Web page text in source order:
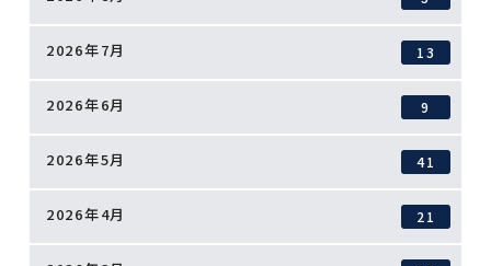
2026年7月 13
2026年6月 9
2026年5月 41
2026年4月 21